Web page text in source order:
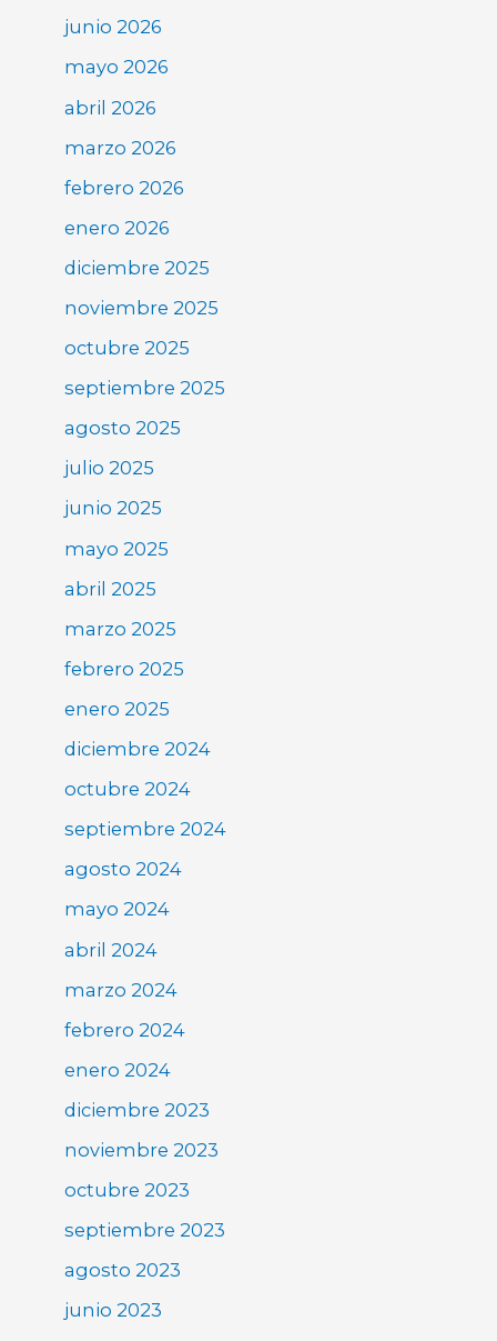
junio 2026
mayo 2026
abril 2026
marzo 2026
febrero 2026
enero 2026
diciembre 2025
noviembre 2025
octubre 2025
septiembre 2025
agosto 2025
julio 2025
junio 2025
mayo 2025
abril 2025
marzo 2025
febrero 2025
enero 2025
diciembre 2024
octubre 2024
septiembre 2024
agosto 2024
mayo 2024
abril 2024
marzo 2024
febrero 2024
enero 2024
diciembre 2023
noviembre 2023
octubre 2023
septiembre 2023
agosto 2023
junio 2023